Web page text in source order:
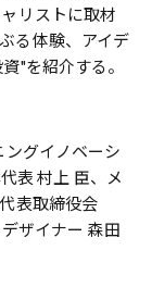
リストに取材
る体験、アイデ
"を紹介する。
ングイノベーシ
表 村上 臣、メ
表取締役会
ザイナー 森田